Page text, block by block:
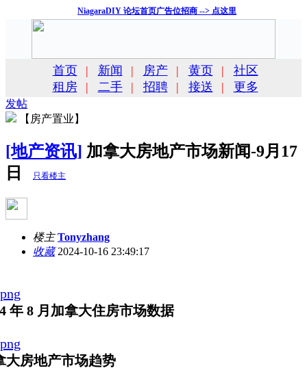
NiagaraDIY 论坛首页广告位招商 --> 点这里
首页 | 新闻 | 房产 | 黄页 |
社区
租房
| 二手 | 招聘 | 接送 | 更多
发帖
【房产置业】
[地产资讯] 加拿大房地产市场新闻-9月17
日
只看楼主
楼主 Tonyzhang
收藏2024-10-16 23:49:17
年 8 月加拿大住房市场数据
大房地产市场趋势